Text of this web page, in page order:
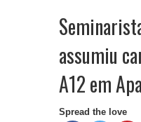
assumiu
A12 em
Spread the love